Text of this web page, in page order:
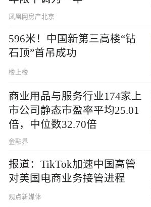
凤凰网房产北京
596米！中国新第三高楼“钻
石顶”首吊成功
楼上楼
商业用品与服务行业174家上
市公司静态市盈率平均25.01
倍，中位数32.70倍
金融界
报道：TikTok加速中国高管
对美国电商业务接管进程
观点新媒体